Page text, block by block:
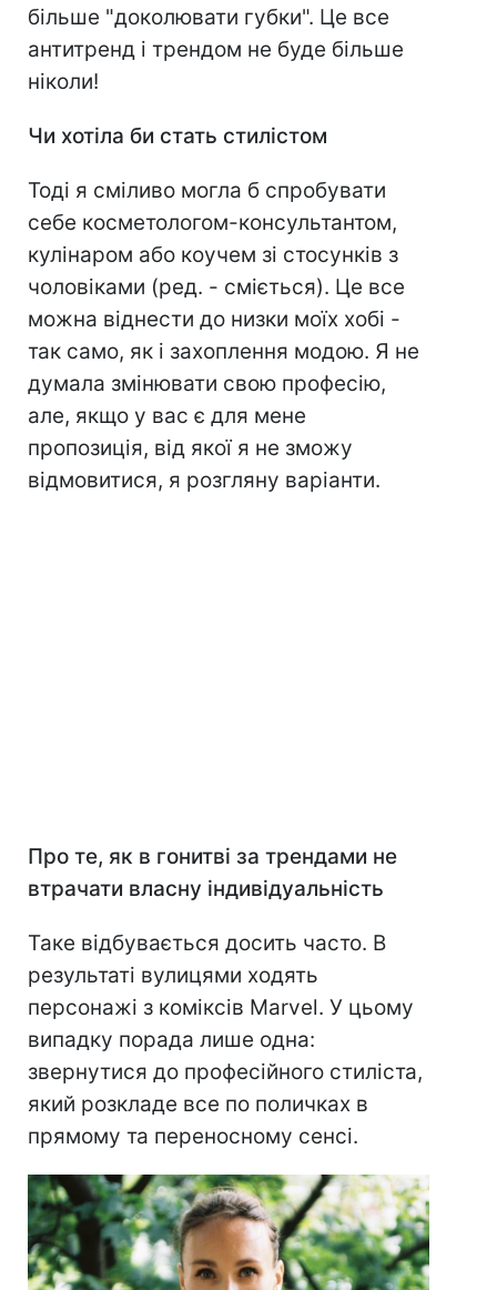
більше "доколювати губки". Це все
антитренд і трендом не буде більше
ніколи!
Чи хотіла би стать стилістом
Тоді я сміливо могла б спробувати
себе косметологом-консультантом,
кулінаром або коучем зі стосунків з
чоловіками (ред. - сміється). Це все
можна віднести до низки моїх хобі -
так само, як і захоплення модою. Я не
думала змінювати свою професію,
але, якщо у вас є для мене
пропозиція, від якої я не зможу
відмовитися, я розгляну варіанти.
Про те, як в гонитві за трендами не
втрачати власну індивідуальність
Таке відбувається досить часто. В
результаті вулицями ходять
персонажі з коміксів Marvel. У цьому
випадку порада лише одна:
звернутися до професійного стиліста,
який розкладе все по поличках в
прямому та переносному сенсі.